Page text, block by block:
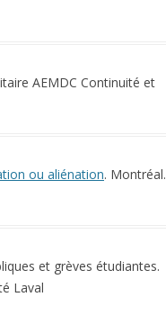
AEMDC Continuité et
ou aliénation. Montréal.
et grèves étudiantes.
Laval